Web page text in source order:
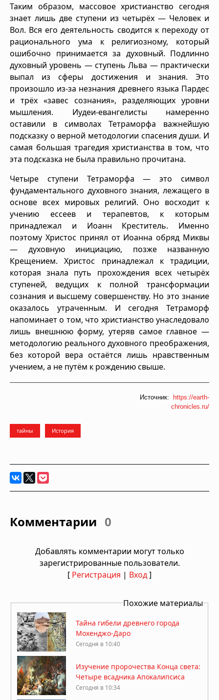
Таким образом, массовое христианство сегодня
знает лишь две ступени из четырёх — Человек и
Вол. Вся его деятельность сводится к переходу от
рационального ума к религиозному, который
ошибочно принимается за духовный. Подлинно
духовный уровень — ступень Льва — практически
выпал из сферы достижения и знания. Это
произошло из-за незнания древнего языка Пардес
и трёх «завес сознания», разделяющих уровни
мышления. Иудеи-евангелисты намеренно
оставили в символах Тетраморфа важнейшую
подсказку о верной методологии спасения души. И
самая большая трагедия христианства в том, что
эта подсказка не была правильно прочитана.
Четыре ступени Тетраморфа — это символ
фундаментального духовного знания, лежащего в
основе всех мировых религий. Оно восходит к
учению ессеев и терапевтов, к которым
принадлежал и Иоанн Креститель. Именно
поэтому Христос принял от Иоанна обряд Миквы
— духовную инициацию, позже названную
Крещением. Христос принадлежал к традиции,
которая знала путь прохождения всех четырёх
ступеней, ведущих к полной трансформации
сознания и высшему совершенству. Но это знание
оказалось утраченным. И сегодня Тетраморф
напоминает о том, что христианство унаследовало
лишь внешнюю форму, утеряв самое главное —
методологию реального духовного преображения,
без которой вера остаётся лишь нравственным
учением, а не путём к рождению свыше.
Источник:
https://earth-
chronicles.ru/
тайны История
Комментарии 0
Добавлять комментарии могут только
зарегистрированные пользователи.
[ Регистрация | Вход]
Похожие материалы
Тайна гибели древнего города
Мохенджо-Даро
Сегодня в 10:40
Изучение пророчества Конца света:
Четыре всадника Апокалипсиса
Сегодня в 10:34